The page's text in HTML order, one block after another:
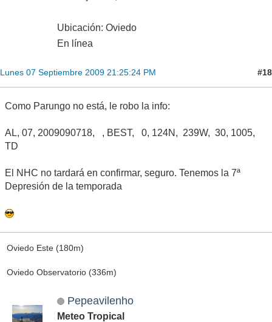
Ubicación: Oviedo
En línea
Lunes 07 Septiembre 2009 21:25:24 PM #18
Como Parungo no está, le robo la info:
AL, 07, 2009090718, , BEST, 0, 124N, 239W, 30, 1005,
TD
El NHC no tardará en confirmar, seguro. Tenemos la 7ª
Depresión de la temporada
Oviedo Este (180m)
Oviedo Observatorio (336m)
Pepeavilenho
Meteo Tropical